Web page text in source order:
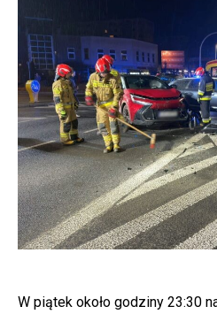
W piątek około godziny 23:30